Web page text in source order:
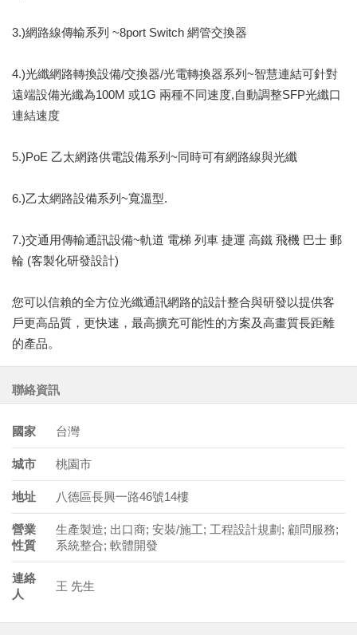
3.)網路線傳輸系列 ~8port Switch 網管交換器
4.)光纖網路轉換設備/交換器/光電轉換器系列~智慧連結可針對
遠端設備光纖為100M 或1G 兩種不同速度,自動調整SFP光纖口
連結速度
5.)PoE 乙太網路供電設備系列~同時可有網路線與光纖
6.)乙太網路設備系列~寬溫型.
7.)交通用傳輸通訊設備~軌道 電梯 列車 捷運 高鐵 飛機 巴士 郵
輪 (客製化研發設計)
您可以信賴的全方位光纖通訊網路的設計整合與研發以提供客
戶更高品質，更快速，最高擴充可能性的方案及高畫質長距離
的產品。
聯絡資訊
國家 台灣
城市 桃園市
地址 八德區長興一路46號14樓
營業
性質
生產製造; 出口商; 安裝/施工; 工程設計規劃; 顧問服務;
系統整合; 軟體開發
連絡
人
王 先生